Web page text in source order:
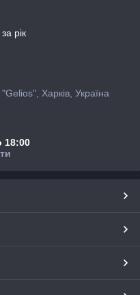
рік
Харків, Україна
18:00